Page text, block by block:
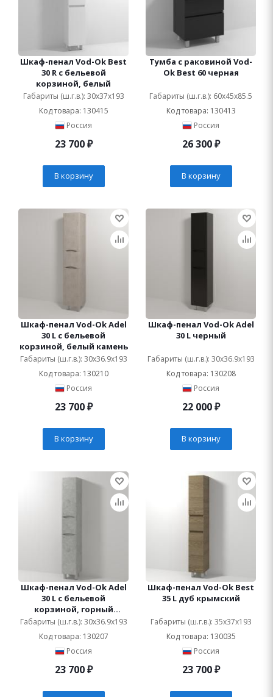
Шкаф-пенал Vod-Ok Best
30 R с бельевой
корзиной, белый
Габариты (ш.г.в.): 30x37x193
Код товара: 130415
Россия
23 700₽
В корзину
Тумба с раковиной Vod-
Ok Best 60 черная
Габариты (ш.г.в.): 60x45x85.5
Код товара: 130413
Россия
26 300₽
В корзину
Шкаф-пенал Vod-Ok Adel
30 L с бельевой
корзиной, белый камень
Габариты (ш.г.в.): 30x36.9x193
Код товара: 130210
Россия
23 700₽
В корзину
Шкаф-пенал Vod-Ok Adel
30 L черный
Габариты (ш.г.в.): 30x36.9x193
Код товара: 130208
Россия
22 000₽
В корзину
Шкаф-пенал Vod-Ok Adel
30 L с бельевой
корзиной, горный
камень
Габариты (ш.г.в.): 30x36.9x193
Код товара: 130207
Россия
23 700₽
Шкаф-пенал Vod-Ok Best
35 L дуб крымский
Габариты (ш.г.в.): 35x37x193
Код товара: 130035
Россия
23 700₽